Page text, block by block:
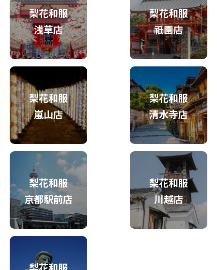
梨花和服
浅草店
梨花和服
祇園店
梨花和服
嵐山店
梨花和服
清水寺店
梨花和服
京都駅前店
梨花和服
川越店